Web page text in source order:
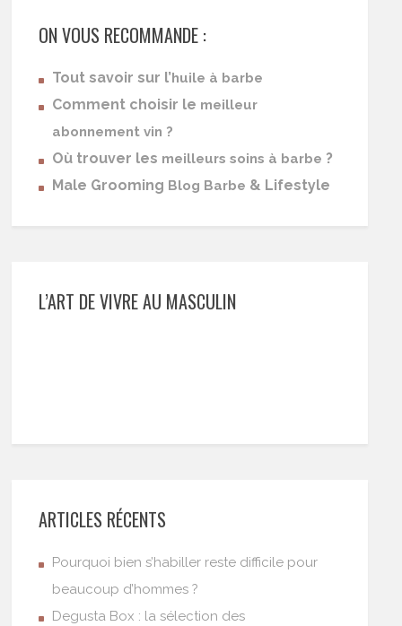
ON VOUS RECOMMANDE :
Tout savoir sur l’huile à barbe
Comment choisir le meilleur
abonnement vin ?
Où trouver les meilleurs soins à barbe ?
Male Grooming Blog Barbe & Lifestyle
L’ART DE VIVRE AU MASCULIN
ARTICLES RÉCENTS
Pourquoi bien s’habiller reste difficile pour
beaucoup d’hommes ?
Degusta Box : la sélection des